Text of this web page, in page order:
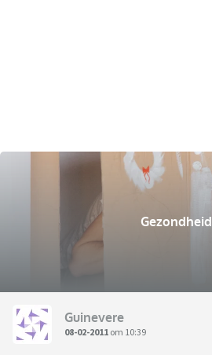
Gezondheid
Guinevere
08-02-2011 om 10:39